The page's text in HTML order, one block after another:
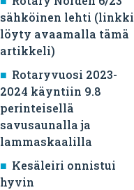
sähköinen lehti (linkki
löyty avaamalla tämä
artikkeli)
Rotaryvuosi 2023-
2024 käyntiin 9.8
perinteisellä
savusaunalla ja
lammaskaalilla
Kesäleiri onnistui
hyvin